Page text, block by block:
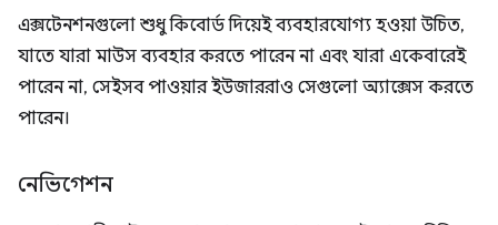
এক্সটেনশনগুলো শুধু কিবোর্ড দিয়েই ব্যবহারযোগ্য হওয়া উচিত,
যাতে যারা মাউস ব্যবহার করতে পারেন না এবং যারা একেবারেই
পারেন না, সেইসব পাওয়ার ইউজাররাও সেগুলো অ্যাক্সেস করতে
পারেন।
নেভিগেশন